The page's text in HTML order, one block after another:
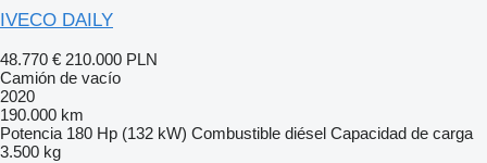
IVECO DAILY
48.770 € 210.000 PLN
Camión de vacío
2020
190.000 km
Potencia 180 Hp (132 kW) Combustible diésel Capacidad de carga
3.500 kg